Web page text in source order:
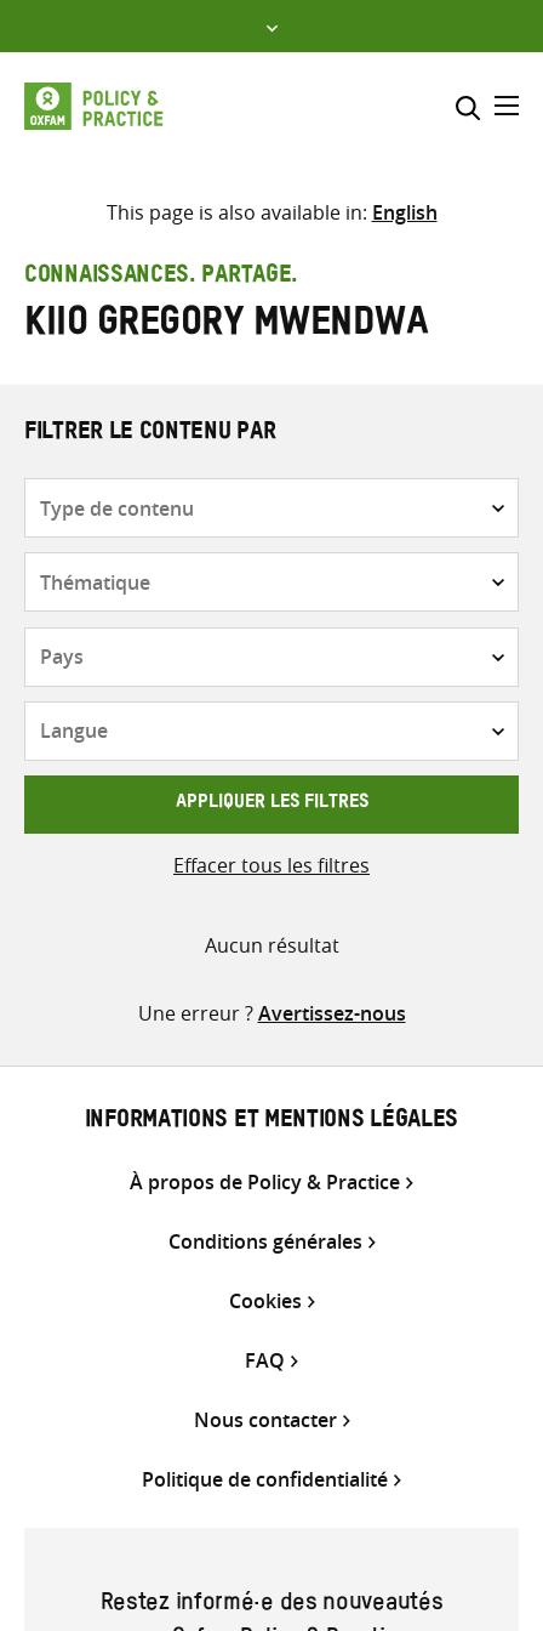
to
content
Sélectionner l’emplacement
Saisir
les
termes
This page is also available in: English
CONNAISSANCES. PARTAGE.
Kiio Gregory Mwendwa
FILTRER LE CONTENU PAR
contenu
APPLIQUER LES FILTRES
Effacer tous les filtres
Aucun résultat
Une erreur ?Avertissez-nous
INFORMATIONS ET MENTIONS LÉGALES
À propos de Policy & Practice
Conditions générales
Cookies
FAQ
Nous contacter
Politique de confidentialité
Restez informé·e des nouveautés